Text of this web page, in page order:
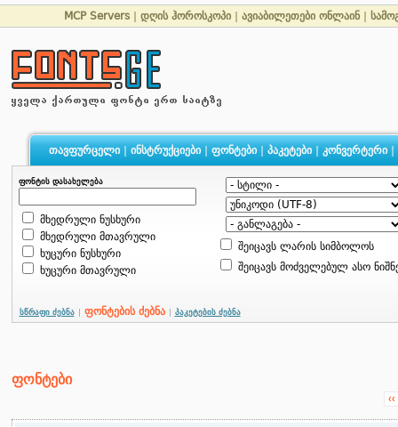
MCP Servers დღის ჰოროსკოპი ავიაბილეთები ონლაინ
თავფურცელი| ინსტრუქციები| ფონტები| პაკეტები| კონვერტერი|
ფონტის დასახელება
მხედრული ნუსხური
მხედრული მთავრული
ხუცური ნუსხური
ხუცური მთავრული
შეიცავს ლარის სიმბოლოს
შეიცავს მოძველებულ ასო
სწრაფი ძებნა ფონტების ძებნა პაკეტების ძებნა
ფონტები
‹‹